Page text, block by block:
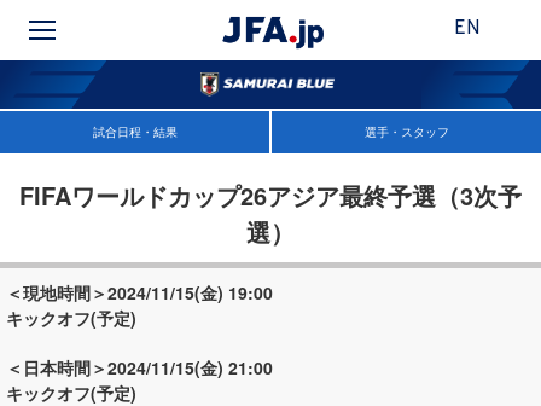
EN
試合日程・結果 選手・スタッフ
FIFAワールドカップ26アジア最終予選（3次予
選）
＜現地時間＞2024/11/15(金) 19:00
キックオフ(予定)
＜日本時間＞2024/11/15(金) 21:00
キックオフ(予定)